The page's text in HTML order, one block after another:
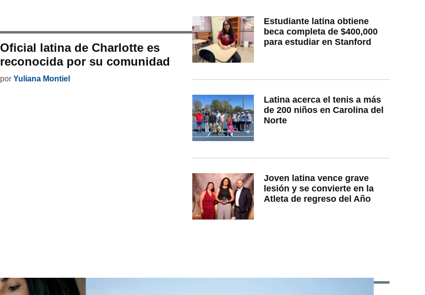
Oficial latina de Charlotte es
reconocida por su comunidad
por Yuliana Montiel
Estudiante latina obtiene
beca completa de $400,000
para estudiar en Stanford
Latina acerca el tenis a más
de 200 niños en Carolina del
Norte
Joven latina vence grave
lesión y se convierte en la
Atleta de regreso del Año